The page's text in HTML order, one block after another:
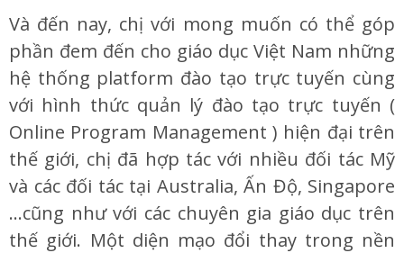
Và đến nay, chị với mong muốn có thể góp
phần đem đến cho giáo dục Việt Nam những
hệ thống platform đào tạo trực tuyến cùng
với hình thức quản lý đào tạo trực tuyến (
Online Program Management ) hiện đại trên
thế giới, chị đã hợp tác với nhiều đối tác Mỹ
và các đối tác tại Australia, Ấn Độ, Singapore
…cũng như với các chuyên gia giáo dục trên
thế giới. Một diện mạo đổi thay trong nền